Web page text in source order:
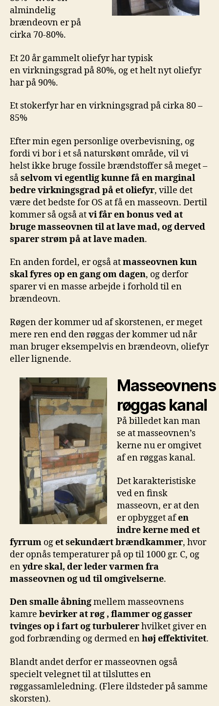
almindelig
brændeovn er på
cirka 70-80%.
Et 20 år gammelt oliefyr har typisk
en virkningsgrad på 80%, og et helt nyt oliefyr
har på 90%.
Et stokerfyr har en virkningsgrad på cirka 80 –
85%
Efter min egen personlige overbevisning, og
fordi vi bor i et så naturskønt område, vil vi
helst ikke bruge fossile brændstoffer så meget –
såselvom vi egentlig kunne få en marginal
bedre virkningsgrad på et oliefyr, ville det
være det bedste for OS at få en masseovn. Dertil
kommer så også atvi får en bonus ved at
bruge masseovnen til at lave mad, og derved
sparer strøm på at lave maden.
En anden fordel, er også atmasseovnen kun
skal fyres op en gang om dagen, og derfor
sparer vi en masse arbejde i forhold til en
brændeovn.
Røgen der kommer ud af skorstenen, er meget
mere ren end den røggas der kommer ud når
man bruger eksempelvis en brændeovn, oliefyr
eller lignende.
Masseovnens
røggas kanal
På billedet kan man
se at masseovnen’s
kerne nu er omgivet
af en røggas kanal.
Det karakteristiske
ved en finsk
masseovn, er at den
er opbygget afen
indre kerne med et
fyrrum oget sekundært brændkammer, hvor
der opnås temperaturer på op til 1000 gr. C, og
enydre skal, der leder varmen fra
masseovnen og ud til omgivelserne.
Den smalle åbningmellem masseovnens
kamre bevirker at røg , flammer og gasser
tvinges op i fart og turbulererhvilket giver en
god forbrænding og dermed enhøj effektivitet.
Blandt andet derfor er masseovnen også
specielt velegnet til at tilsluttes en
røggassamleledning. (Flere ildsteder på samme
skorsten).